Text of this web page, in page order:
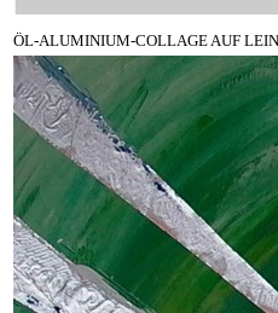
ÖL-ALUMINIUM-COLLAGE AUF